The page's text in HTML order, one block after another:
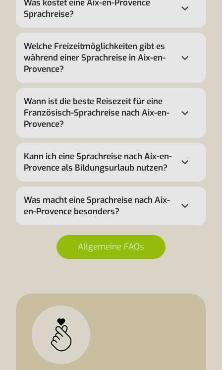
Was kostet eine Aix-en-Provence
Sprachreise?
Welche Freizeitmöglichkeiten gibt es
während einer Sprachreise in Aix-en-
Provence?
Wann ist die beste Reisezeit für eine
Französisch-Sprachreise nach Aix-en-
Provence?
Kann ich eine Sprachreise nach Aix-en-
Provence als Bildungsurlaub nutzen?
Was macht eine Sprachreise nach Aix-
en-Provence besonders?
Allgemeine FAQs